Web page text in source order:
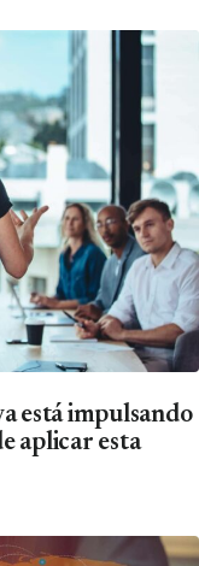
está impulsando
aplicar esta